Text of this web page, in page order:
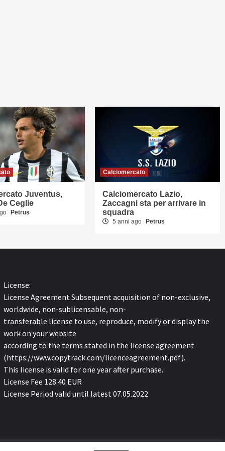
Juventus,
Ceglie
Petrus
Calciomercato
Calciomercato Lazio,
Zaccagni sta per arrivare in
squadra
5 anni ago Petrus
License:
License Agreement Subsequent acquisition of non-exclusive,
worldwide, non-sublicensable, non-
transferable license to use, reproduce, modify or display the
work on your website
according to the terms stated in the license agreement
(https://www.copytrack.com/licenceagreement.pdf).
This license is valid for one year after purchase.
License Fee 128.40 EUR
License Period valid until latest 07.05.2022